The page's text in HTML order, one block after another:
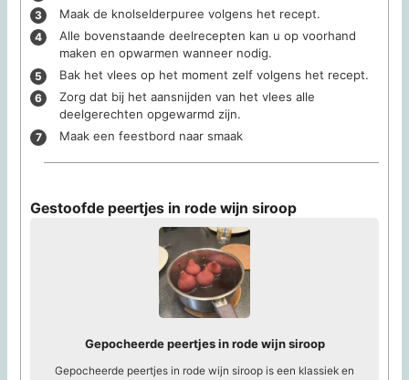
Maak de knolselderpuree volgens het recept.
Alle bovenstaande deelrecepten kan u op voorhand
maken en opwarmen wanneer nodig.
Bak het vlees op het moment zelf volgens het recept.
Zorg dat bij het aansnijden van het vlees alle
deelgerechten opgewarmd zijn.
Maak een feestbord naar smaak
Gestoofde peertjes in rode wijn siroop
Gepocheerde peertjes in rode wijn siroop
Gepocheerde peertjes in rode wijn siroop is een klassiek en